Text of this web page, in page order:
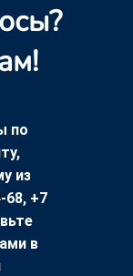
по
из
68, +7
в